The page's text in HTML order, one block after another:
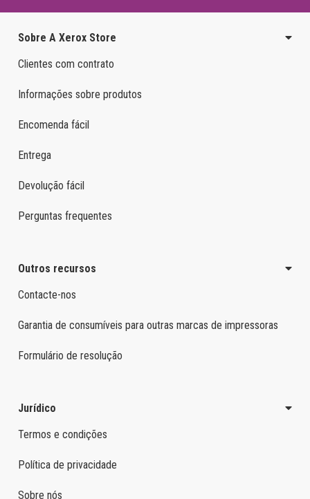
Sobre A Xerox Store
Clientes com contrato
Informações sobre produtos
Encomenda fácil
Entrega
Devolução fácil
Perguntas frequentes
Outros recursos
Contacte-nos
Garantia de consumíveis para outras marcas de impressoras
Formulário de resolução
Jurídico
Termos e condições
Política de privacidade
Sobre nós